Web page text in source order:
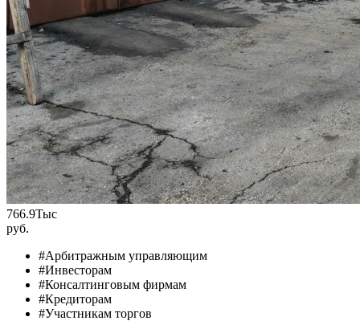
766.9Тыс
руб.
#Арбитражным управляющим
#Инвесторам
#Консалтинговым фирмам
#Кредиторам
#Участникам торгов